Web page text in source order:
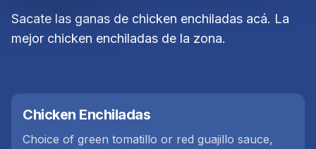
Sacate las ganas de chicken enchiladas acá. La
mejor chicken enchiladas de la zona.
Chicken Enchiladas
Choice of green tomatillo or red guajillo sauce,